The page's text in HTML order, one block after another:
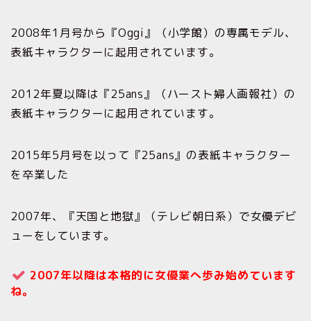
2008年1月号から『Oggi』 （小学館）の専属モデル、
表紙キャラクターに起用されています。
2012年夏以降は『25ans』（ハースト婦人画報社）の
表紙キャラクターに起用されています。
2015年5月号を以って『25ans』の表紙キャラクター
を卒業した
2007年、『天国と地獄』（テレビ朝日系）で女優デビ
ューをしています。
2007年以降は本格的に女優業へ歩み始めています
ね。